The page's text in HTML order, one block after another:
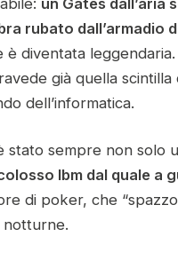
rubato dall’armadio
è diventata
già quella
dell’informatica.
stato sempre non
Ibm dal quale a
di poker, che
notturne.